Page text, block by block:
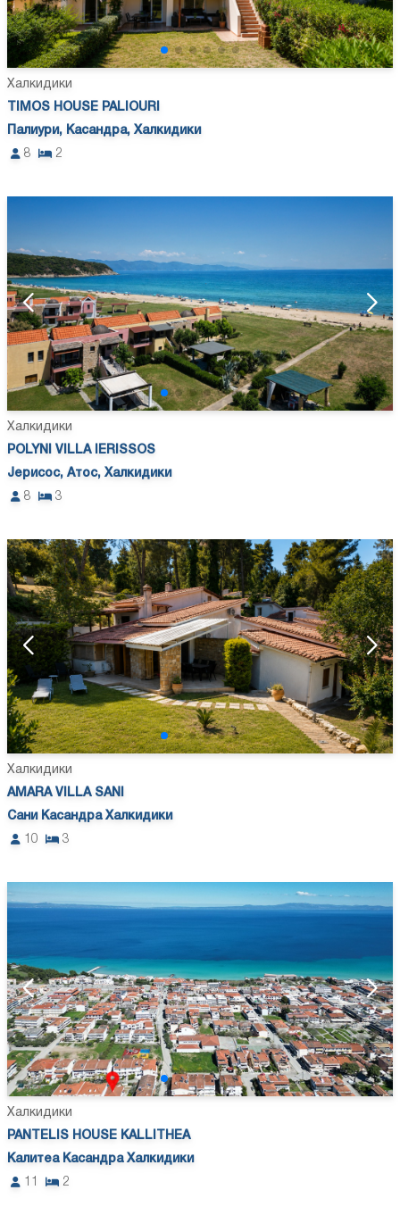
Халкидики
TIMOS HOUSE PALIOURI
Палиури, Касандра, Халкидики
8
2
Халкидики
POLYNI VILLA IERISSOS
Јерисос, Атос, Халкидики
8
3
Халкидики
AMARA VILLA SANI
Сани Касандра Халкидики
10
3
Халкидики
PANTELIS HOUSE KALLITHEA
Калитеа Касандра Халкидики
11
2